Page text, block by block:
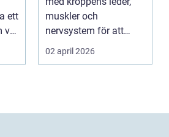
ett
vill
muskler och
nervsystem för att
minska smärta, f...
02 april 2026